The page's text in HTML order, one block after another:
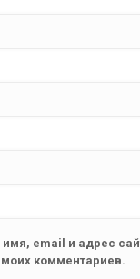
email и адрес
комментариев.